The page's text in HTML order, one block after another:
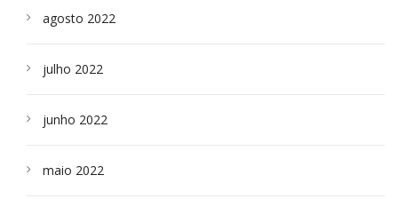
agosto 2022
julho 2022
junho 2022
maio 2022